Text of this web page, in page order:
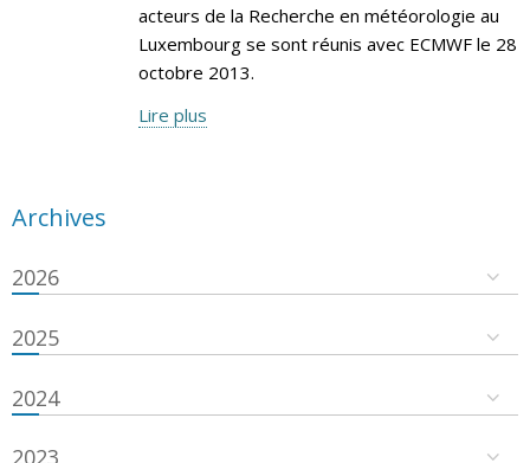
acteurs de la Recherche en météorologie au
Luxembourg se sont réunis avec ECMWF le 28
octobre 2013.
Lire plus
Archives
2026
2025
2024
2023